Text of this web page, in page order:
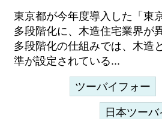
東京都が今年度導入した「東
多段階化に、木造住宅業界が
多段階化の仕組みでは、木造
準が設定されている...
ツーバイフォー
日本ツー